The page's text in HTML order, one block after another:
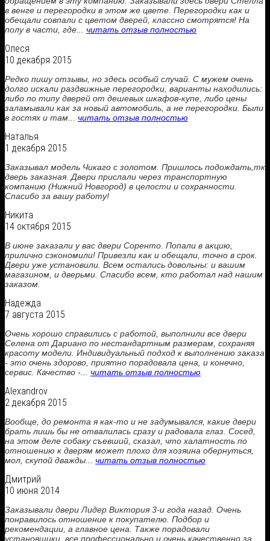
в венге и перегородки в этом же цвете. Перегородки как и
обещали совпали с цветом дверей, классно смотрятся! На
полу в части, где... читать отзыв полностью
Олеся
10 декабря 2015
Редко пишу отзывы, но здесь особый случай. С мужем очень
долго искали раздвижные перегородки, варианты находились:
либо по типу дверей от дешевых шкафов-купе, либо цены
заламывали как за новый автомобиль, а не перегородки. Были
в гостях и там... читать отзыв полностью
Наталья
1 декабря 2015
Заказывал модель Чикаго с золотом. Пришлось подождать,тк
дверь заказная. Двери прислали через транспортную
компанию (Нижний Новгород) в целости и сохранности.
Спасибо за вашу работу!
Никита
14 октября 2015
В июне заказали у вас двери Соренто. Попали в акцию,
прилично сэкономили! Привезли как и обещали, точно в срок.
Двери уже установили. Всем остались довольны: и вашим
магазином, и дверьми. Спасибо всем, кто работал над нашим
заказом.
Надежда
7 августа 2015
Очень хорошо справились с работой, выполнили все двери
Селена от Дариано по нестандартным размерам, сохраняя
красоту модели. Индивидуальный подход к выполнению заказа
- это очень здорово, приятно порадовала цена, и конечно,
сервис. Качество -... читать отзыв полностью
Alexandrov
2 декабря 2015
Вообще, до ремонта я как-то и не задумывался, какие двери
брать лишь бы не отвалилась сразу и радовала глаз. Сосед,
на этом деле собаку съевший, сказал, что халатность по
отношению к дверям может плохо для хозяина обернуться,
мол, скупой дважды... читать отзыв полностью
Дмитрий
10 июня 2014
Заказывали двери Лидер Виктория 3-и года назад. Очень
понравилось отношение к покупателю. Подбор и
рекомендации, а главное цена. Также порадовали
установщики, все профессионально и очень качественно за